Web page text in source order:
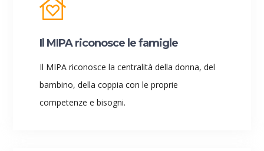
Il MIPA riconosce le famigle
Il MIPA riconosce la centralità della donna, del
bambino, della coppia con le proprie
competenze e bisogni.